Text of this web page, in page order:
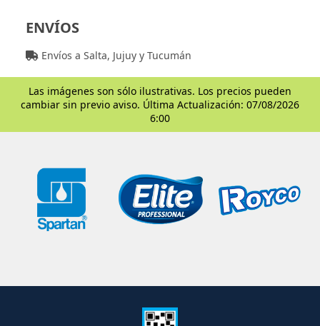
ENVÍOS
Envíos a Salta, Jujuy y Tucumán
Las imágenes son sólo ilustrativas. Los precios pueden
cambiar sin previo aviso. Última Actualización: 07/08/2026
6:00